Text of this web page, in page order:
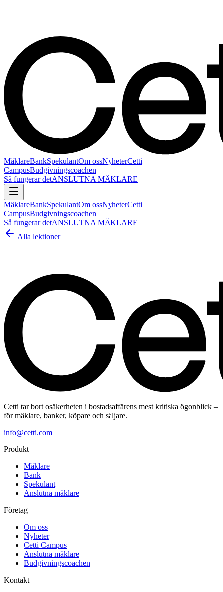
MäklareBankSpekulantOm ossNyheterCetti
CampusBudgivningscoachen
Så fungerar detANSLUTNA MÄKLARE
MäklareBankSpekulantOm ossNyheterCetti
CampusBudgivningscoachen
Så fungerar detANSLUTNA MÄKLARE
Alla lektioner
Cetti tar bort osäkerheten i bostadsaffärens mest kritiska ögonblick –
för mäklare, banker, köpare och säljare.
info@cetti.com
Produkt
Mäklare
Bank
Spekulant
Anslutna mäklare
Företag
Om oss
Nyheter
Cetti Campus
Anslutna mäklare
Budgivningscoachen
Kontakt